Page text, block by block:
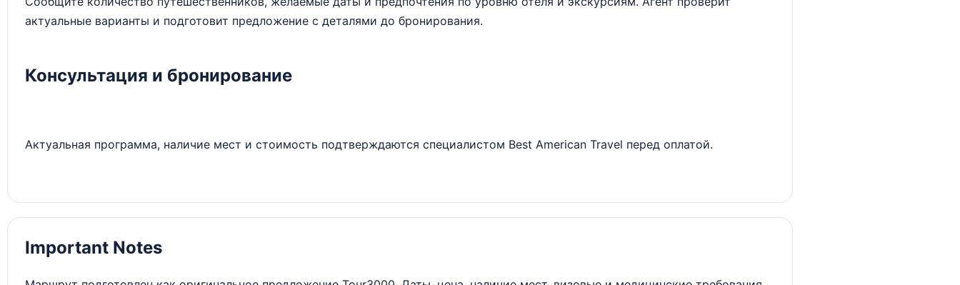
актуальные варианты и подготовит предложение с деталями до бронирования.
Консультация и бронирование
Актуальная программа, наличие мест и стоимость подтверждаются специалистом Best American Travel перед оплатой.
Important Notes